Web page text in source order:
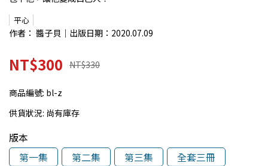
平心
作者： 醬子貝｜出版日期：2020.07.09
NT$300 NT$330
商品編號: bl-z
供貨狀況: 尚有庫存
版本
第一集
第二集 第三集 全套三冊